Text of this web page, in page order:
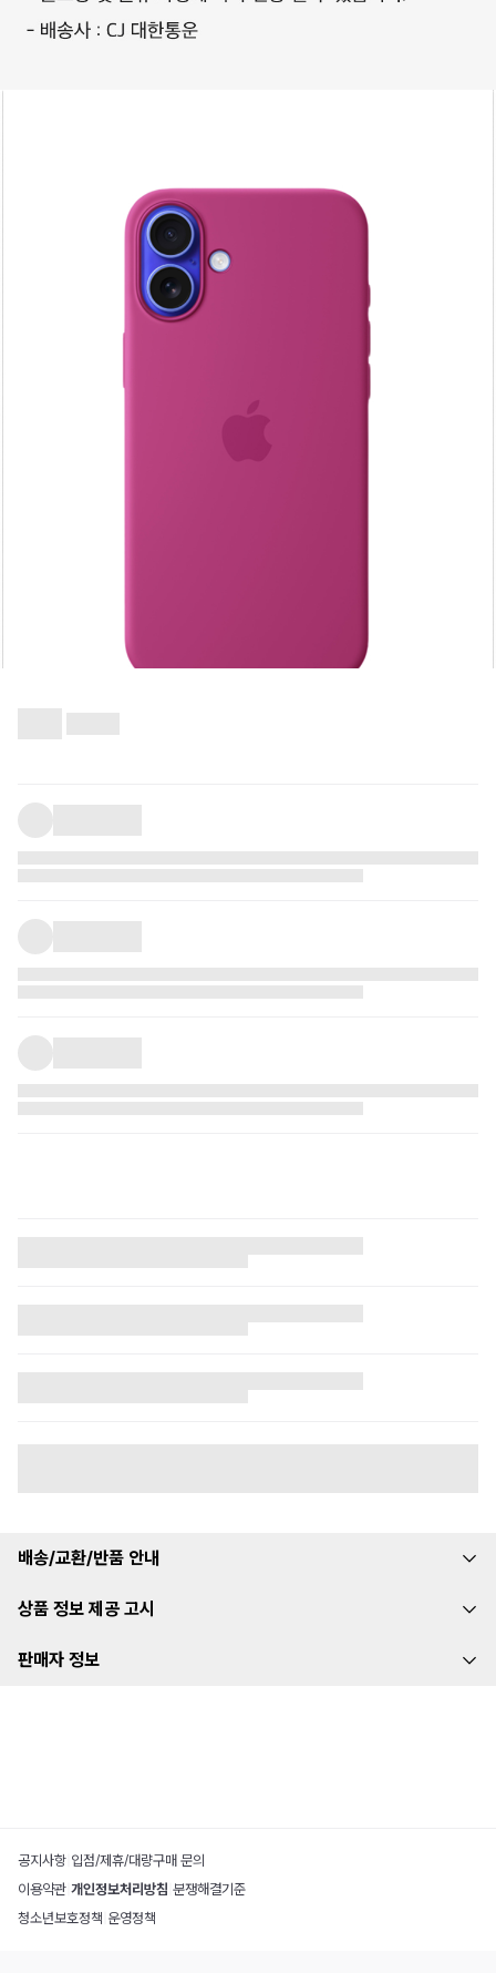
배송/교환/반품 안내
상품 정보 제공 고시
판매자 정보
공지사항 입점/제휴/대량구매 문의
이용약관 개인정보처리방침 분쟁해결기준
청소년보호정책 운영정책